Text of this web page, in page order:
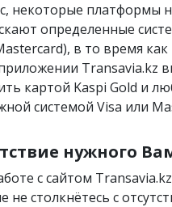
некоторые платформы
определенные
в то время как
Transavia.kz
картой Kaspi Gold и
системой Visa или
нужного
с сайтом
не столкнётесь с